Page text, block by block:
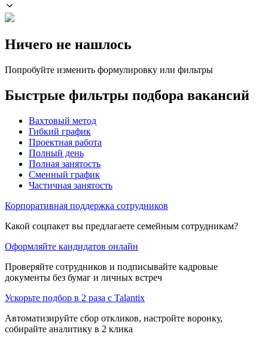
Ничего не нашлось
Попробуйте изменить формулировку или фильтры
Быстрые фильтры подбора вакансий
Вахтовый метод
Гибкий график
Проектная работа
Полный день
Полная занятость
Сменный график
Частичная занятость
Корпоративная поддержка сотрудников
Какой соцпакет вы предлагаете семейным сотрудникам?
Оформляйте кандидатов онлайн
Проверяйте сотрудников и подписывайте кадровые
документы без бумаг и личных встреч
Ускорьте подбор в 2 раза с Talantix
Автоматизируйте сбор откликов, настройте воронку,
собирайте аналитику в 2 клика